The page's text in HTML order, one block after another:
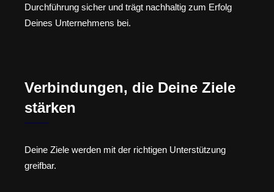
Durchführung sicher und trägt nachhaltig zum Erfolg
Deines Unternehmens bei.
Verbindungen, die Deine Ziele
stärken
Deine Ziele werden mit der richtigen Unterstützung
greifbar.